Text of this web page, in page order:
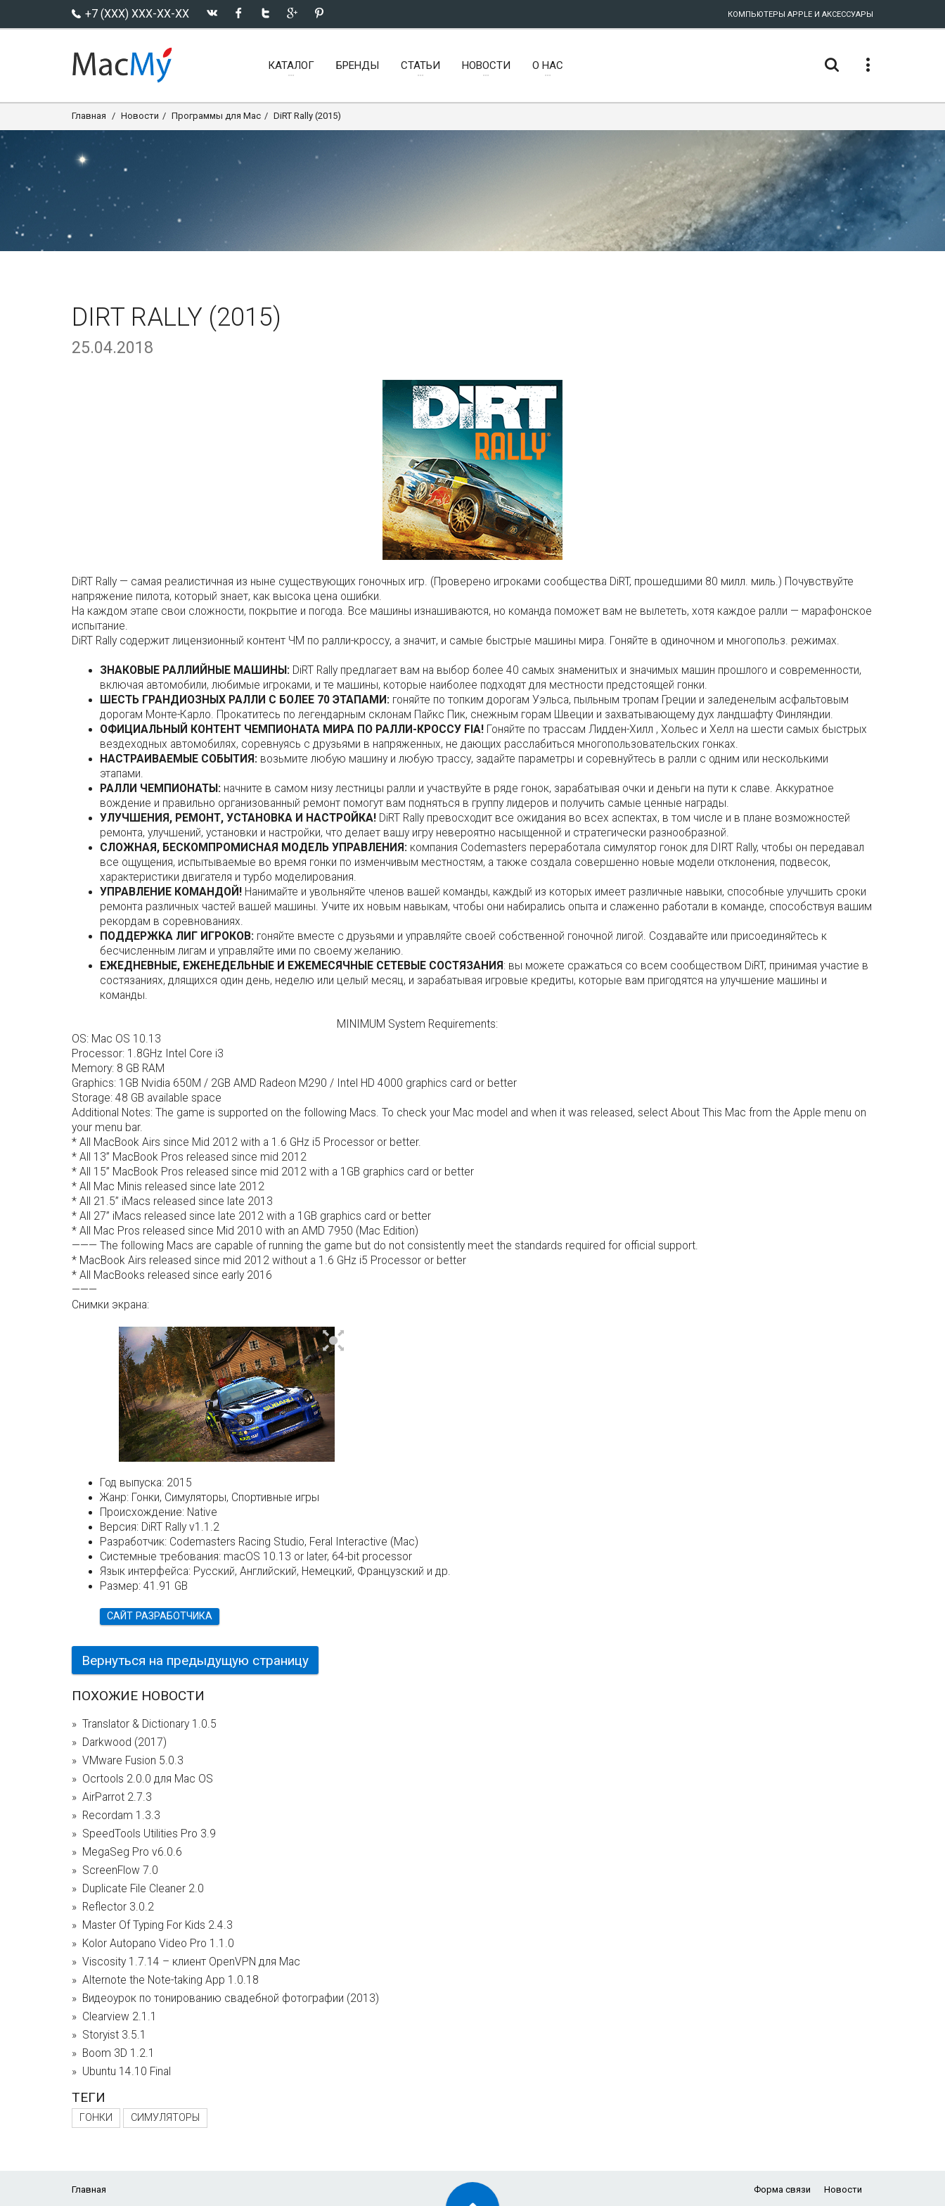
+7 (XXX) XXX-XX-XX КОМПЬЮТЕРЫ APPLE И АКСЕССУАРЫ
КАТАЛОГ БРЕНДЫ СТАТЬИ НОВОСТИ О НАС
Главная Новости Программы для Mac DiRT Rally (2015)
DIRT RALLY (2015)
25.04.2018
DiRT Rally — самая реалистичная из ныне существующих гоночных игр. (Проверено игроками сообщества DiRT, прошедшими 80 милл. миль.) Почувствуйте
напряжение пилота, который знает, как высока цена ошибки.
На каждом этапе свои сложности, покрытие и погода. Все машины изнашиваются, но команда поможет вам не вылететь, хотя каждое ралли — марафонское
испытание.
DiRT Rally содержит лицензионный контент ЧМ по ралли-кроссу, а значит, и самые быстрые машины мира. Гоняйте в одиночном и многопольз. режимах.
ЗНАКОВЫЕ РАЛЛИЙНЫЕ МАШИНЫ: DiRT Rally предлагает вам на выбор более 40 самых знаменитых и значимых машин прошлого и современности,
включая автомобили, любимые игроками, и те машины, которые наиболее подходят для местности предстоящей гонки.
ШЕСТЬ ГРАНДИОЗНЫХ РАЛЛИ С БОЛЕЕ 70 ЭТАПАМИ: гоняйте по топким дорогам Уэльса, пыльным тропам Греции и заледенелым асфальтовым
дорогам Монте-Карло. Прокатитесь по легендарным склонам Пайкс Пик, снежным горам Швеции и захватывающему дух ландшафту Финляндии.
ОФИЦИАЛЬНЫЙ КОНТЕНТ ЧЕМПИОНАТА МИРА ПО РАЛЛИ-КРОССУ FIA! Гоняйте по трассам Лидден-Хилл , Хольес и Хелл на шести самых быстрых
вездеходных автомобилях, соревнуясь с друзьями в напряженных, не дающих расслабиться многопользовательских гонках.
НАСТРАИВАЕМЫЕ СОБЫТИЯ: возьмите любую машину и любую трассу, задайте параметры и соревнуйтесь в ралли с одним или несколькими
этапами.
РАЛЛИ ЧЕМПИОНАТЫ: начните в самом низу лестницы ралли и участвуйте в ряде гонок, зарабатывая очки и деньги на пути к славе. Аккуратное
вождение и правильно организованный ремонт помогут вам подняться в группу лидеров и получить самые ценные награды.
УЛУЧШЕНИЯ, РЕМОНТ, УСТАНОВКА И НАСТРОЙКА! DiRT Rally превосходит все ожидания во всех аспектах, в том числе и в плане возможностей
ремонта, улучшений, установки и настройки, что делает вашу игру невероятно насыщенной и стратегически разнообразной.
СЛОЖНАЯ, БЕСКОМПРОМИСНАЯ МОДЕЛЬ УПРАВЛЕНИЯ: компания Codemasters переработала симулятор гонок для DIRT Rally, чтобы он передавал
все ощущения, испытываемые во время гонки по изменчивым местностям, а также создала совершенно новые модели отклонения, подвесок,
характеристики двигателя и турбо моделирования.
УПРАВЛЕНИЕ КОМАНДОЙ! Нанимайте и увольняйте членов вашей команды, каждый из которых имеет различные навыки, способные улучшить сроки
ремонта различных частей вашей машины. Учите их новым навыкам, чтобы они набирались опыта и слаженно работали в команде, способствуя вашим
рекордам в соревнованиях.
ПОДДЕРЖКА ЛИГ ИГРОКОВ: гоняйте вместе с друзьями и управляйте своей собственной гоночной лигой. Создавайте или присоединяйтесь к
бесчисленным лигам и управляйте ими по своему желанию.
ЕЖЕДНЕВНЫЕ, ЕЖЕНЕДЕЛЬНЫЕ И ЕЖЕМЕСЯЧНЫЕ СЕТЕВЫЕ СОСТЯЗАНИЯ : вы можете сражаться со всем сообществом DiRT, принимая участие в
состязаниях, длящихся один день, неделю или целый месяц, и зарабатывая игровые кредиты, которые вам пригодятся на улучшение машины и
команды.
MINIMUM System Requirements:
OS: Mac OS 10.13
Processor: 1.8GHz Intel Core i3
Memory: 8 GB RAM
Graphics: 1GB Nvidia 650M / 2GB AMD Radeon M290 / Intel HD 4000 graphics card or better
Storage: 48 GB available space
Additional Notes: The game is supported on the following Macs. To check your Mac model and when it was released, select About This Mac from the Apple menu on
your menu bar.
* All MacBook Airs since Mid 2012 with a 1.6 GHz i5 Processor or better.
* All 13” MacBook Pros released since mid 2012
* All 15” MacBook Pros released since mid 2012 with a 1GB graphics card or better
* All Mac Minis released since late 2012
* All 21.5” iMacs released since late 2013
* All 27” iMacs released since late 2012 with a 1GB graphics card or better
* All Mac Pros released since Mid 2010 with an AMD 7950 (Mac Edition)
——— The following Macs are capable of running the game but do not consistently meet the standards required for official support.
* MacBook Airs released since mid 2012 without a 1.6 GHz i5 Processor or better
* All MacBooks released since early 2016
———
Снимки экрана:
Год выпуска: 2015
Жанр: Гонки, Симуляторы, Спортивные игры
Происхождение: Native
Версия: DiRT Rally v1.1.2
Разработчик: Codemasters Racing Studio, Feral Interactive (Mac)
Системные требования: macOS 10.13 or later, 64-bit processor
Язык интерфейса: Русский, Английский, Немецкий, Французский и др.
Размер: 41.91 GB
САЙТ РАЗРАБОТЧИКА
Вернуться на предыдущую страницу
ПОХОЖИЕ НОВОСТИ
Translator & Dictionary 1.0.5
Darkwood (2017)
VMware Fusion 5.0.3
Ocrtools 2.0.0 для Mac OS
AirParrot 2.7.3
Recordam 1.3.3
SpeedTools Utilities Pro 3.9
MegaSeg Pro v6.0.6
ScreenFlow 7.0
Duplicate File Cleaner 2.0
Reflector 3.0.2
Master Of Typing For Kids 2.4.3
Kolor Autopano Video Pro 1.1.0
Viscosity 1.7.14 – клиент OpenVPN для Mac
Alternote the Note-taking App 1.0.18
Видеоурок по тонированию свадебной фотографии (2013)
Clearview 2.1.1
Storyist 3.5.1
Boom 3D 1.2.1
Ubuntu 14.10 Final
ТЕГИ
ГОНКИ СИМУЛЯТОРЫ
Главная Форма связи Новости